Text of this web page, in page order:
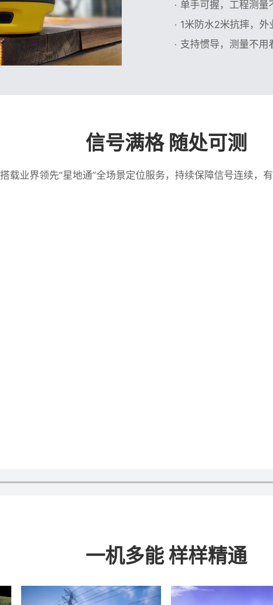
· 单手可握，工程测量
· 1米防水2米抗摔，外
· 支持惯导，测量不用
信号满格 随处可测
搭载业界领先“星地通”全场景定位服务，持续保障信号连续，
一机多能 样样精通